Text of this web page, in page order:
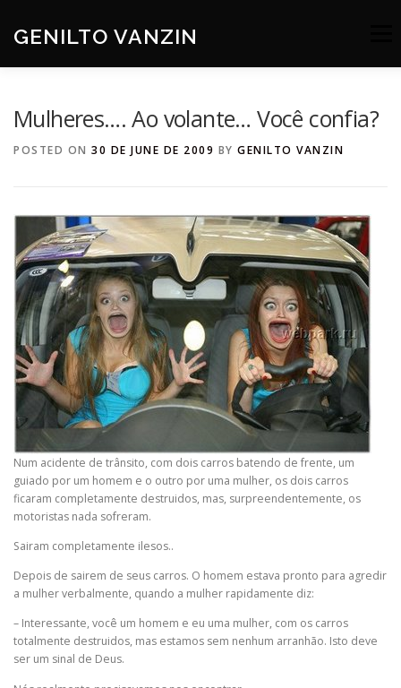
content
GENILTO VANZIN
Mulheres…. Ao volante… Você confia?
POSTED ON 30 DE JUNE DE 2009 BY GENILTO VANZIN
Num acidente de trânsito, com dois carros batendo de frente, um
guiado por um homem e o outro por uma mulher, os dois carros
ficaram completamente destruidos, mas, surpreendentemente, os
motoristas nada sofreram.
Sairam completamente ilesos..
Depois de sairem de seus carros. O homem estava pronto para agredir
a mulher verbalmente, quando a mulher rapidamente diz:
– Interessante, você um homem e eu uma mulher, com os carros
totalmente destruidos, mas estamos sem nenhum arranhão. Isto deve
ser um sinal de Deus.